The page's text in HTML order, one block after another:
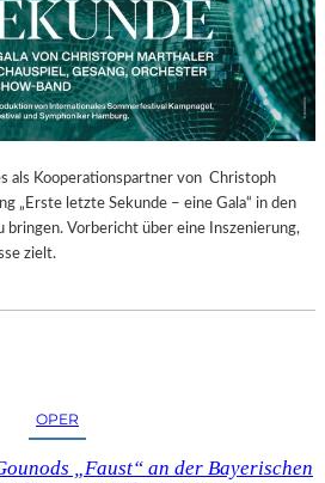
als Kooperationspartner von Christoph
„Erste letzte Sekunde – eine Gala“ in den
bringen. Vorbericht über eine Inszenierung,
zielt.
OPER
„Faust“ an der Bayerischen